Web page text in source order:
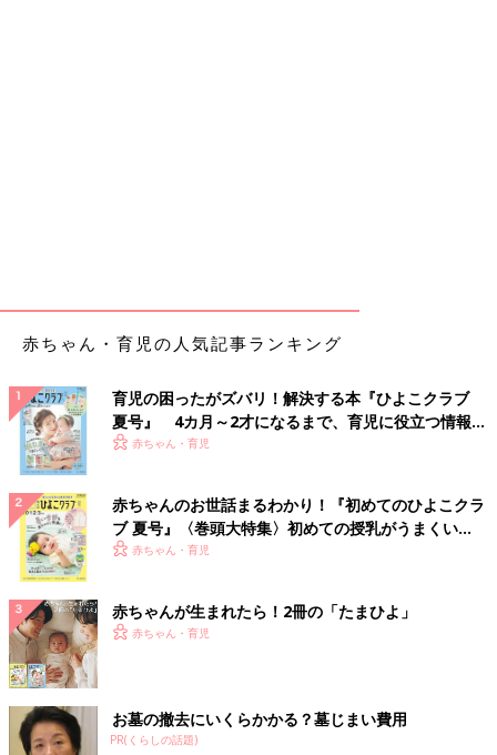
す必要があります。1つは食品衛生法に基づいた乳等省令（乳及
基づいた特別用途食品に関する表示許可基準です。乳等省令は牛
乳、乳製品、粉ミルクなどについての成分規格や製造方法を定め
たものです。乳等省令では育児用の粉ミルクは「調製粉乳」と定
義されています。
特別用途食品の表示許可基準では、乳児用調製粉乳について、成
分や表示の決まりごとが規格化されています。
また2018年の8月にはこの2つの法律が改正されて、現在は液体
ミルクも製造販売できるようになりました。
液体ミルクは滅菌済みで調乳が不要であり、環境からの微生物の
混入リスクが少ないことからも安全性が高いと言えます。前述の
WHO/FAOが作成した乳児用調製粉乳の調乳に関するガイドライ
ンでも、滅菌された液体ミルクには病原菌が存在せず感染のリス
クがないと記載されています。
赤ちゃん・育児の人気記事ランキング
育児の困ったがズバリ！解決する本『ひよこクラブ
夏号』 4カ月～2才になるまで、育児に役立つ情報が
いっぱい！
赤ちゃん・育児
赤ちゃんのお世話まるわかり！『初めてのひよこクラ
ブ 夏号』〈巻頭大特集〉初めての授乳がうまくい
く！ おっぱい・ミルクの基本と夏のトラブル 解決テ
赤ちゃん・育児
赤ちゃんが生まれたら！2冊の「たまひよ」
赤ちゃん・育児
お墓の撤去にいくらかかる？墓じまい費用
PR(くらしの話題)